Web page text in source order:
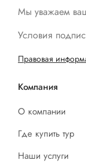
Мы уважаем
Условия
Правовая
Компания
О компании
Где купить тур
Наши услуги